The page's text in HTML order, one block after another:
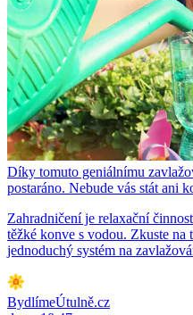
Díky tomuto geniálnímu
postaráno. Nebude vás stát ani
Zahradničení je relaxační
těžké konve s vodou. Zkuste na
jednoduchý systém na
BydlímeÚtulně.cz